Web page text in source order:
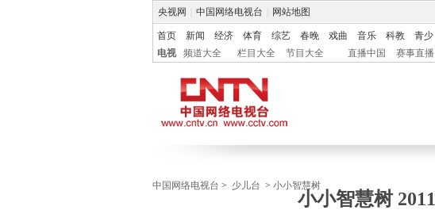
央视网 中国网络电视台 网站地图
首页 新闻 经济 体育 综艺 春晚 戏曲 音乐 科教 青少
电视
频道大全 栏目大全 节目大全 直播中国 赛事直播
中国网络电视台 > 少儿台 > 小小智慧树
小小智慧树